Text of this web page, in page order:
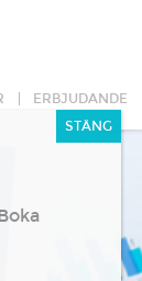
ERBJUDANDE